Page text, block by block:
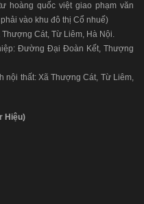
hoàng quốc việt giao phạm văn
vào khu đô thị Cổ nhuế)
Cát, Từ Liêm, Hà Nội.
Đường Đại Đoàn Kết, Thượng
nội thất: Xã Thượng Cát, Từ Liêm,
Hiệu)